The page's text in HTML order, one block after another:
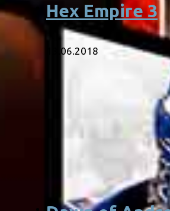
Hex Empire 3
13.06.2018